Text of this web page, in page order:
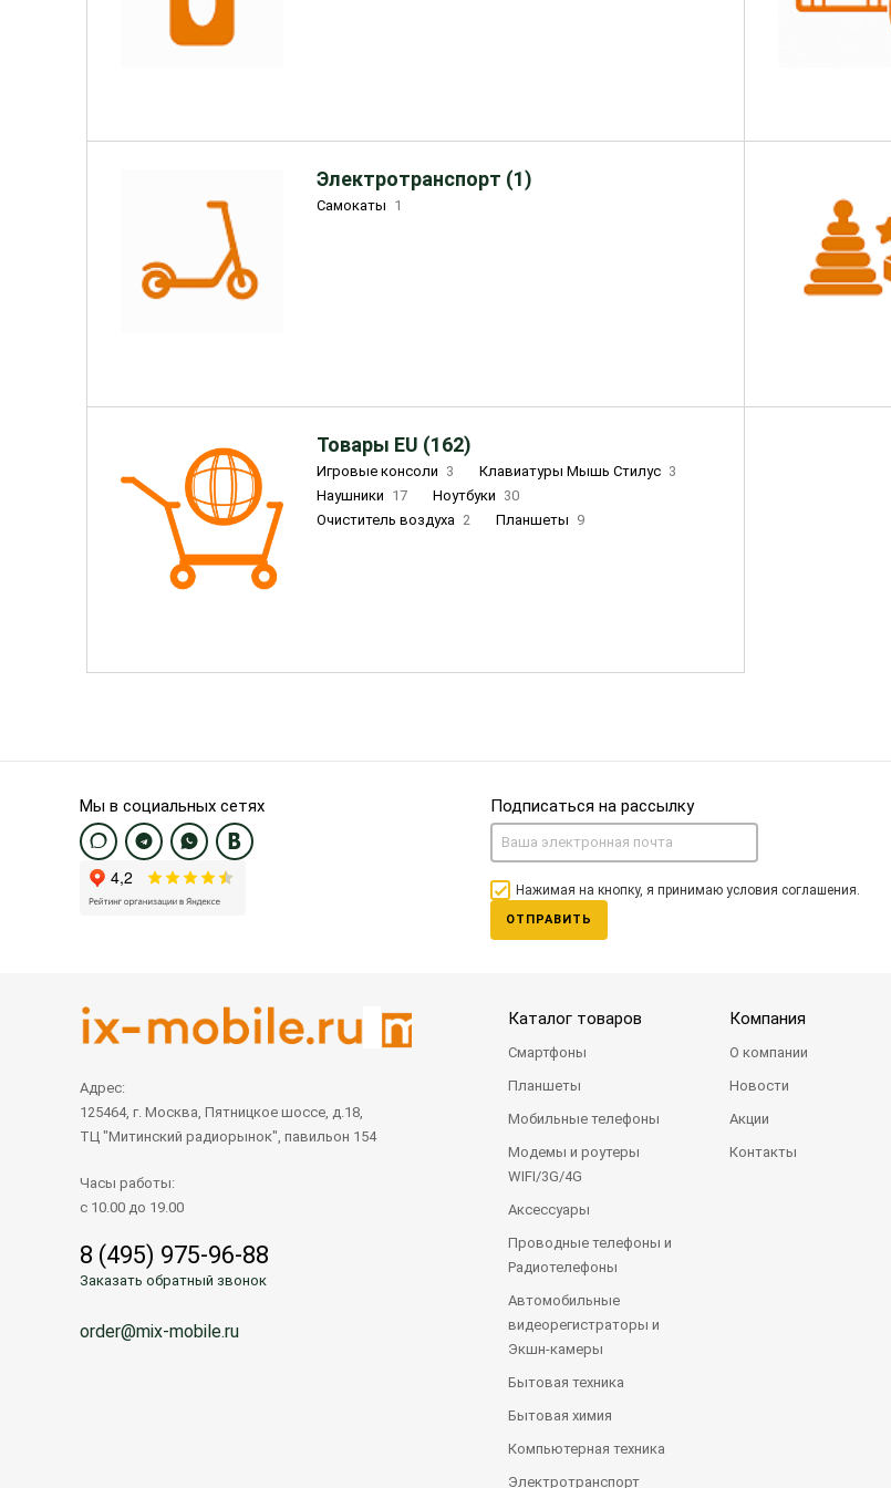
Электротранспорт (1)
Самокаты 1
Товары EU (162)
Игровые консоли 3 Клавиатуры Мышь Стилус 3
Наушники 17 Ноутбуки 30
Очиститель воздуха 2 Планшеты 9
Мы в социальных сетях Подписаться на рассылку
Нажимая на кнопку, я принимаю условия соглашения.
ОТПРАВИТЬ
Адрес:
125464, г. Москва, Пятницкое шоссе, д.18,
ТЦ "Митинский радиорынок", павильон 154
Часы работы:
с 10.00 до 19.00
8 (495) 975-96-88
Заказать обратный звонок
order@mix-mobile.ru
Каталог товаров
Смартфоны
Планшеты
Мобильные телефоны
Модемы и роутеры
WIFI/3G/4G
Аксессуары
Проводные телефоны и
Радиотелефоны
Автомобильные
видеорегистраторы и
Экшн-камеры
Бытовая техника
Бытовая химия
Компьютерная техника
Электротранспорт
Компания
О компании
Новости
Акции
Контакты